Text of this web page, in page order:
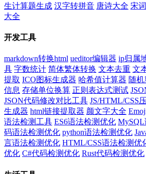
生计算题生成 汉字转拼音 唐诗大全 宋
大全
开发工具
markdown转换html ueditor编辑器 ip归属
具 字数统计 简体繁体转换 文本去重 文
提取 ICO图标生成器 哈希值计算器 随
信息 存储单位换算 正则表达式测试
JSON代码修改对比工具 JS/HTML/CSS
生成器 html链接提取器 颜文字大全
语法检测工具 ES6语法检测优化
码语法检测优化 python语法检测优化
言语法检测优化 HTML/CSS语法检测优
优化 C#代码检测优化 Rust代码检测优化